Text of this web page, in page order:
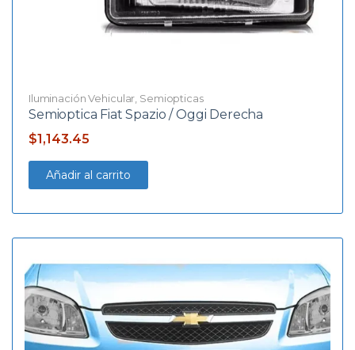
Iluminación Vehicular Semiopticas
Semioptica Fiat Spazio / Oggi Derecha
$1,143.45
Añadir al carrito